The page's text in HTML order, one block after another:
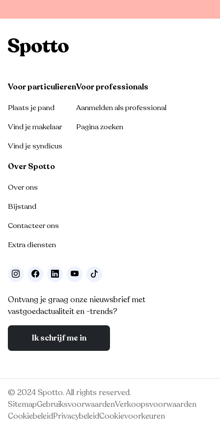
Voor particulieren
Plaats je pand
Vind je makelaar
Vind je syndicus
Voor professionals
Aanmelden als professional
Pagina zoeken
Over Spotto
Over ons
Bijstand
Contacteer ons
Extra diensten
Ontvang je graag onze nieuwsbrief met
vastgoedactualiteit en -trends?
Ik schrijf me in
© 2024 Spotto. All rights reserved.
SitemapGebruiksvoorwaardenVerkoopsvoorwaarden
CookiebeleidPrivacybeleidCookievoorkeuren